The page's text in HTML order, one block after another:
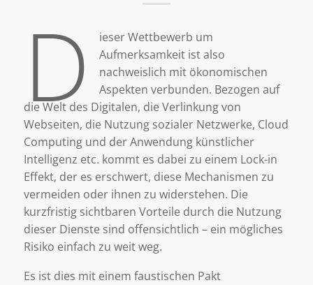
D
ieser Wettbewerb um
Aufmerksamkeit ist also
nachweislich mit ökonomischen
Aspekten verbunden. Bezogen auf
die Welt des Digitalen, die Verlinkung von
Webseiten, die Nutzung sozialer Netzwerke, Cloud
Computing und der Anwendung künstlicher
Intelligenz etc. kommt es dabei zu einem Lock-in
Effekt, der es erschwert, diese Mechanismen zu
vermeiden oder ihnen zu widerstehen. Die
kurzfristig sichtbaren Vorteile durch die Nutzung
dieser Dienste sind offensichtlich – ein mögliches
Risiko einfach zu weit weg.
Es ist dies mit einem faustischen Pakt